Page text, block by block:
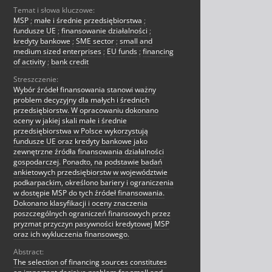
Temat i słowa kluczowe:
MSP ; małe i średnie przedsiębiorstwa ;
fundusze UE ; finansowanie działalności ;
kredyty bankowe ; SME sector ; small and
medium sized enterprises ; EU funds ; financing
of activity ; bank credit
Streszczenie:
Wybór źródeł finansowania stanowi ważny
problem decyzyjny dla małych i średnich
przedsiębiorstw. W opracowaniu dokonano
oceny w jakiej skali małe i średnie
przedsiębiorstwa w Polsce wykorzystują
fundusze UE oraz kredyty bankowe jako
zewnętrzne źródła finansowania działalności
gospodarczej. Ponadto, na podstawie badań
ankietowych przedsiębiorstw w województwie
podkarpackim, określono bariery i ograniczenia
w dostępie MSP do tych źródeł finansowania.
Dokonano klasyfikacji i oceny znaczenia
poszczególnych ograniczeń finansowych przez
pryzmat przyczyn pasywności kredytowej MSP
oraz ich wykluczenia finansowego.
Abstract:
The selection of financing sources constitutes